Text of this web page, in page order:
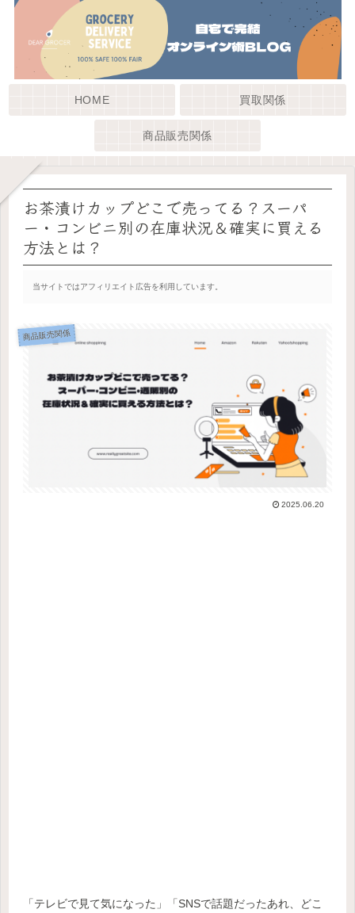
HOME 買取関係
商品販売関係
お茶漬けカップどこで売ってる？スーパ
ー・コンビニ別の在庫状況＆確実に買える
方法とは？
当サイトではアフィリエイト広告を利用しています。
商品販売関係
2025.06.20
「テレビで見て気になった」「SNSで話題だったあれ、どこ